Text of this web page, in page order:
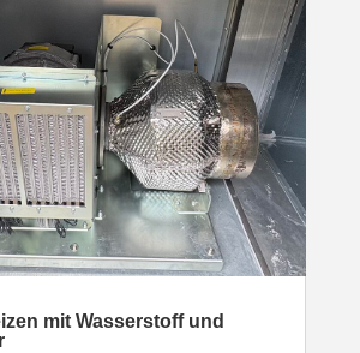
mit Wasser­stoff und